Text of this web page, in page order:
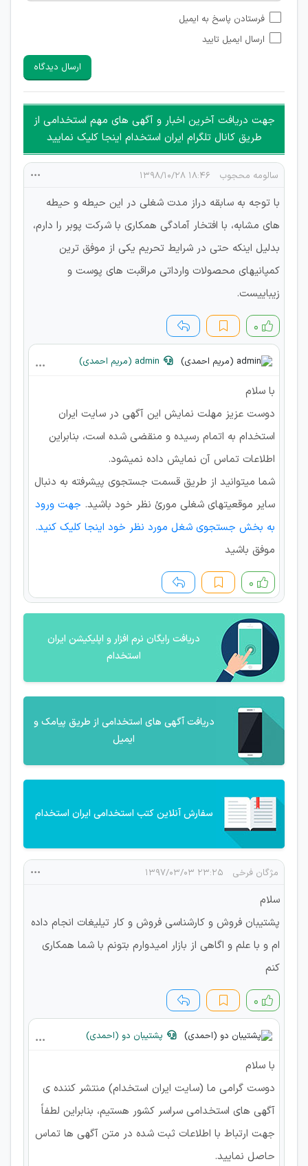
شبکه های مجازی ارتباطی می باشند وجود ندارد.
امکان تأیید نظرات کاربرانی که به هر طریقی قصد مأیوس کردن
هرگونه تحریک، تحقیر و کنایه به سایر افراد (مسئول و غیر مسئول)
غیر مجاز می باشد.
امکان هماهنگی برای هرگونه ملاقات حضوری چه به صورت دسته
جمعی و چه فردی توسط کاربران سایت وجود ندارد.
فرستادن پاسخ به ایمیل
ارسال ایمیل تایید
ارسال دیدگاه
جهت دریافت آخرین اخبار و آگهی های مهم استخدامی از
طریق کانال تلگرام ایران استخدام اینجا کلیک نمایید
سالومه محجوب ۱۸:۴۶ ۱۳۹۸/۱۰/۲۸
با توجه به سابقه دراز مدت شغلی در این حیطه و حیطه
های مشابه، با افتخار آمادگی همکاری با شرکت پوبر را دارم،
بدلیل اینکه حتی در شرایط تحریم یکی از موفق ترین
کمپانیهای محصولات وارداتی مراقبت های پوست و
زیباییست.
۰
با سلام
دوست عزیز مهلت نمایش این آگهی در سایت ایران
استخدام به اتمام رسیده و منقضی شده است، بنابراین
اطلاعات تماس آن نمایش داده نمیشود.
شما میتوانید از طریق قسمت جستجوی پیشرفته به دنبال
سایر موقعیتهای شغلی مورئ نظر خود باشید. جهت ورود
به بخش جستجوی شغل مورد نظر خود اینجا کلیک کنید.
موفق باشید
۰
دریافت رایگان نرم افزار و اپلیکیشن ایران
استخدام
دریافت آگهی های استخدامی از طریق پیامک و
ایمیل
سفارش آنلاین کتب استخدامی ایران استخدام
مژگان فرخی ۲۳:۲۵ ۱۳۹۷/۰۳/۰۳
سلام
پشتیبان فروش و کارشناسی فروش و کار تیلیغات انجام داده
ام و با علم و اگاهی از بازار امیدوارم بتونم با شما همکاری
کنم
۰
پشتیبان دو (احمدی)
با سلام
دوست گرامی ما (سایت ایران استخدام) منتشر کننده ی
آگهی های استخدامی سراسر کشور هستیم، بنابراین لطفاً
جهت ارتباط با اطلاعات ثبت شده در متن آگهی ها تماس
حاصل نمایید.